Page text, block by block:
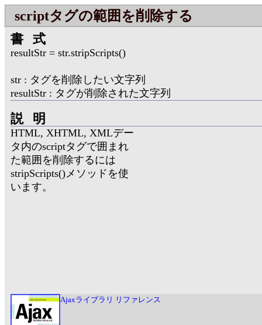
scriptタグの範囲を削除する
書式
resultStr = str.stripScripts()
str : タグを削除したい文字列
resultStr : タグが削除された文字列
説明
HTML, XHTML, XMLデー
タ内のscriptタグで囲まれ
た範囲を削除するには
stripScripts()メソッドを使
います。
Ajaxライブラリ リファレンス